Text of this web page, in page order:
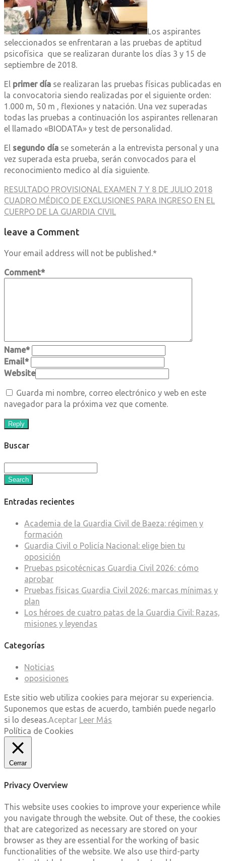
Los aspirantes
seleccionados se enfrentaran a las pruebas de aptitud
psicofísica que se realizaran durante los días 3 y 15 de
septiembre de 2018.
El primer día se realizaran las pruebas físicas publicadas en
la convocatoria siendo realizadas por el siguiente orden:
1.000 m, 50 m , flexiones y natación. Una vez superadas
todas las pruebas a continuación los aspirantes rellenaran
el llamado «BIODATA» y test de personalidad.
El segundo día se someterán a la entrevista personal y una
vez superada esta prueba, serán convocados para el
reconocimiento medico al día siguiente.
RESULTADO PROVISIONAL EXAMEN 7 Y 8 DE JULIO 2018
CUADRO MÉDICO DE EXCLUSIONES PARA INGRESO EN EL
CUERPO DE LA GUARDIA CIVIL
leave a Comment
Your email address will not be published.*
Comment*
Name*
Email*
Website
Guarda mi nombre, correo electrónico y web en este
navegador para la próxima vez que comente.
Reply
Buscar
Search
Entradas recientes
Academia de la Guardia Civil de Baeza: régimen y
formación
Guardia Civil o Policía Nacional: elige bien tu
oposición
Pruebas psicotécnicas Guardia Civil 2026: cómo
aprobar
Pruebas físicas Guardia Civil 2026: marcas mínimas y
plan
Los héroes de cuatro patas de la Guardia Civil: Razas,
misiones y leyendas
Categorías
Noticias
oposiciones
Este sitio web utiliza cookies para mejorar su experiencia.
Suponemos que estas de acuerdo, también puede negarlo
si lo deseas.Aceptar Leer Más
Política de Cookies
Cerrar
Privacy Overview
This website uses cookies to improve your experience while
you navigate through the website. Out of these, the cookies
that are categorized as necessary are stored on your
browser as they are essential for the working of basic
functionalities of the website. We also use third-party